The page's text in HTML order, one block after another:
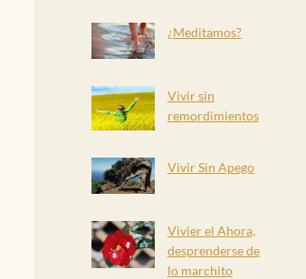
¿Meditamos?
Vivir sin
remordimientos
Vivir Sin Apego
Vivier el Ahora,
desprenderse de
lo marchito